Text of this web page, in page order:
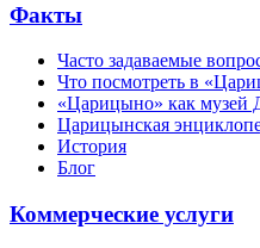
Факты
Часто задаваемые
Что посмотреть в
«Царицыно» как
Царицынская
История
Блог
Коммерческие услуги